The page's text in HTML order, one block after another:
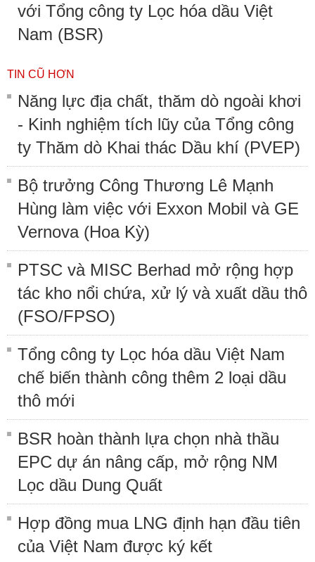
với Tổng công ty Lọc hóa dầu Việt
Nam (BSR)
TIN CŨ HƠN
Năng lực địa chất, thăm dò ngoài khơi
- Kinh nghiệm tích lũy của Tổng công
ty Thăm dò Khai thác Dầu khí (PVEP)
Bộ trưởng Công Thương Lê Mạnh
Hùng làm việc với Exxon Mobil và GE
Vernova (Hoa Kỳ)
PTSC và MISC Berhad mở rộng hợp
tác kho nổi chứa, xử lý và xuất dầu thô
(FSO/FPSO)
Tổng công ty Lọc hóa dầu Việt Nam
chế biến thành công thêm 2 loại dầu
thô mới
BSR hoàn thành lựa chọn nhà thầu
EPC dự án nâng cấp, mở rộng NM
Lọc dầu Dung Quất
Hợp đồng mua LNG định hạn đầu tiên
của Việt Nam được ký kết